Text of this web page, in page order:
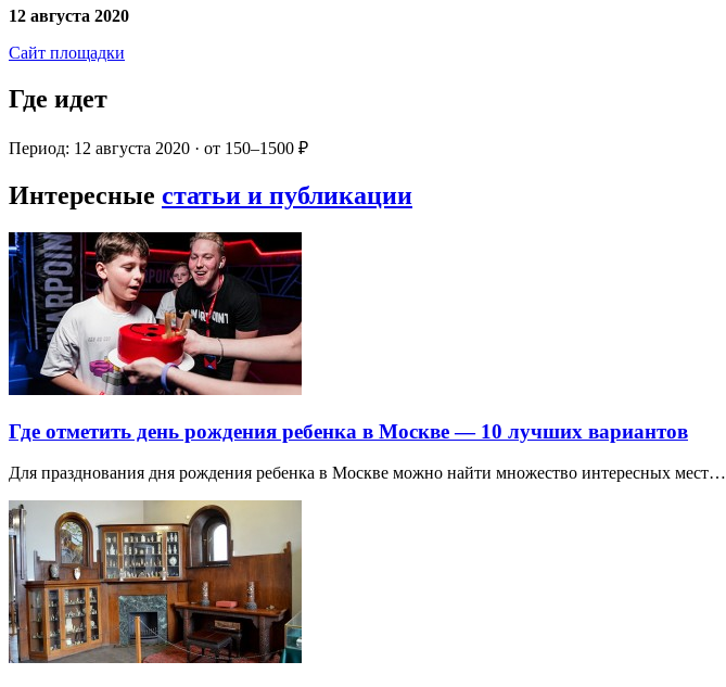
12 августа 2020
Сайт площадки
Где идет
Период: 12 августа 2020 · от 150–1500 ₽
Интересные статьи и публикации
Где отметить день рождения ребенка в Москве — 10 лучших вариантов
Для празднования дня рождения ребенка в Москве можно найти множество интересных мест…